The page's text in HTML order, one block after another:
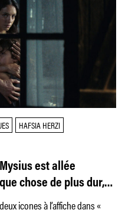
HAFSIA HERZI
est allée
chose de plus dur,
icones à l’affiche dans «